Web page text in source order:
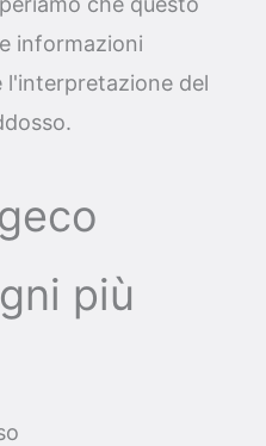
informazioni
l'interpretazione del
più